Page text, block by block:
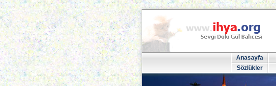
Anasayfa
Sözlükler